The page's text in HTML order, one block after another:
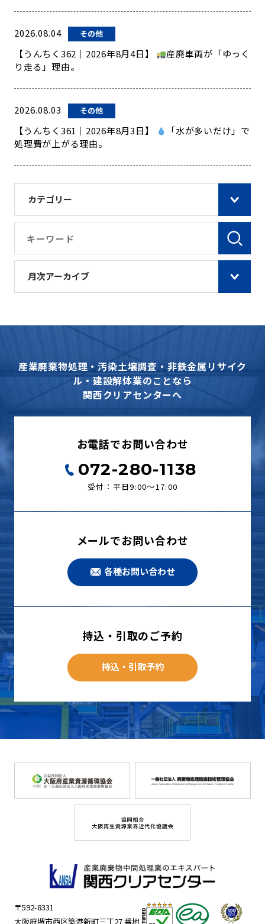
カテゴリー
月次アーカイブ
2026.08.04 その他
【うんちく362｜2026年8月4日】
産廃車両が「ゆっく
り走る」理由。
2026.08.03 その他
【うんちく361｜2026年8月3日】
「水が多いだけ」で
処理費が上がる理由。
産業廃棄物処理・汚染土壌調査・非鉄金属リサイク
ル・建設解体業のことなら
関西クリアセンターへ
お電話でお問い合わせ
072-280-1138
受付：平日9:00〜17:00
メールでお問い合わせ
各種お問い合わせ
持込・引取のご予約
持込・引取予約
〒592-8331
大阪府堺市西区築港新町三丁27 番地